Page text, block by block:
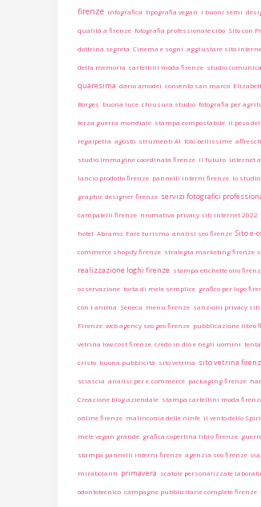
firenze infografica tipografia vegan i buoni semi
qualità a firenze fotografia professionale cibo Sito con
dottrina segreta Cinema e sogni aggiustare sito
della memoria cartellini moda firenze studio
quaresima dario amodei convento san marco
Borges buona luce chiusura studio fotografia per
terza guerra mondiale stampa compostabile il peso
regalpetra agosto strumenti AI foto bellissime
studio immagine coordinata firenze il futuro internet
lancio prodotto firenze pannelli interni firenze lo
graphic designer firenze servizi fotografici
campatelli firenze nromativa privacy siti internet 2022
hotel Abramo Fare turismo analisi seo firenze Sito e-
commerce shopify firenze strategia marketing firenze
realizzazione loghi firenze stampa etichette olio
osservazione torta di mele semplice grafico per logo
con l anima Seneca menu firenze sanzioni privacy
Firenze web agency seo geo firenze pubblicazione libro
vetrina low cost firenze credo in dio e negli uomini
cristo buona pubblicità sito vetrina sito vetrina
sciascia analisi per e-commerce packaging firenze
Creazione blog aziendale stampa cartellini moda
online firenze malinconia delle ninfe il vento dello
mele vegan grande grafica copertina libro firenze
stampa pannelli interni firenze agenzia seo firenze
mirabolanti primavera scatole personalizzate
odontotecnico campagne pubblicitarie complete firenze